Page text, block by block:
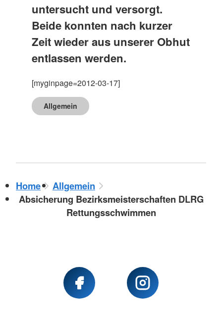
untersucht und versorgt.
Beide konnten nach kurzer
Zeit wieder aus unserer Obhut
entlassen werden.
[myginpage=2012-03-17]
Allgemein
Home
Allgemein
Absicherung Bezirksmeisterschaften DLRG
Rettungsschwimmen